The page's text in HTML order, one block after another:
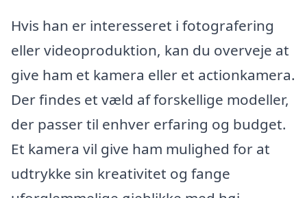
Hvis han er interesseret i fotografering
eller videoproduktion, kan du overveje at
give ham et kamera eller et actionkamera.
Der findes et væld af forskellige modeller,
der passer til enhver erfaring og budget.
Et kamera vil give ham mulighed for at
udtrykke sin kreativitet og fange